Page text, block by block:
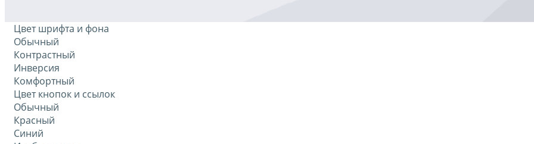
Цвет шрифта и фона
Обычный
Контрастный
Инверсия
Комфортный
Цвет кнопок и ссылок
Обычный
Красный
Синий